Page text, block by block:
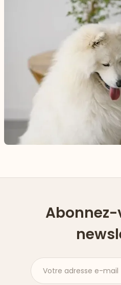
Votre adresse e-mail